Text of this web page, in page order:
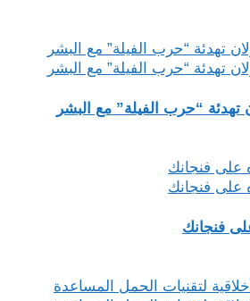
تهدئة “حرب الفيلة” مع البشر
فنجانك